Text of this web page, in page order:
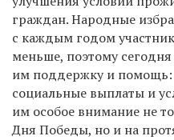
граждан. Народные
с каждым годом
меньше, поэтому
им поддержку и помощь:
социальные выплаты и
им особое внимание не
Дня Победы, но и на